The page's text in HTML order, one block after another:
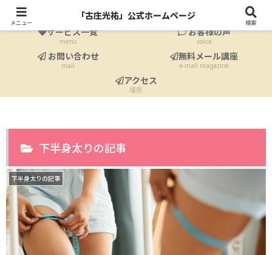
profile
サービス一覧
menu
お客様の声
voice
お問い合わせ
mail
無料メール講座
e-mail magazine
アクセス
場所
下半身太りの記事
下半身太りの記事
メニュー
「古庄光祐」公式ホームページ
検索